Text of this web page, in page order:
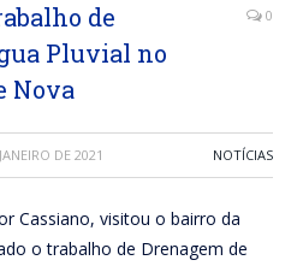
de
Pluvial no
Nova
0
DE 2021 NOTÍCIAS
Cassiano, visitou o bairro da
o trabalho de Drenagem de